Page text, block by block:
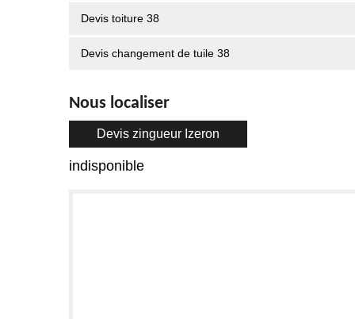
Devis toiture 38
Devis changement de tuile 38
Nous localiser
Devis zingueur Izeron
indisponible